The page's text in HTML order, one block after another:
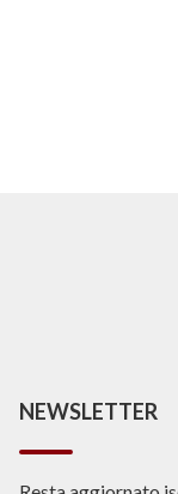
NEWSLETTER